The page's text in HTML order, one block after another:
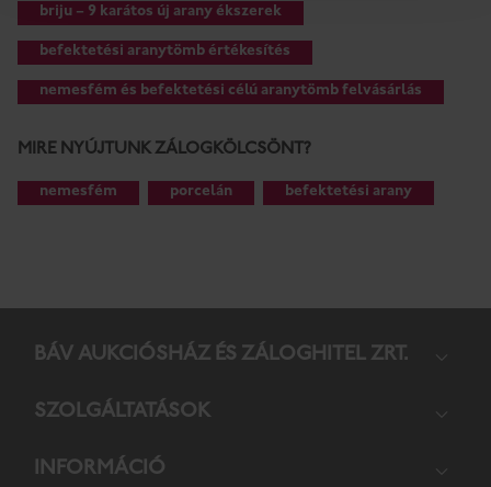
briju – 9 karátos új arany ékszerek
befektetési aranytömb értékesítés
nemesfém és befektetési célú aranytömb felvásárlás
MIRE NYÚJTUNK ZÁLOGKÖLCSÖNT?
nemesfém porcelán befektetési arany
BÁV AUKCIÓS­HÁZ ÉS ZÁLOG­HITEL ZRT.
SZOL­GÁL­TA­TÁ­SOK
INFORMÁCIÓ